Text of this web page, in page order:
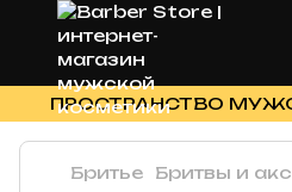
ПРОСТРАНСТВО
Бритье Бритвы и